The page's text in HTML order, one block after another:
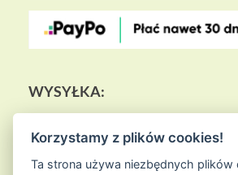
WYSYŁKA:
Korzystamy z plików cookies!
Ta strona używa niezbędnych plików